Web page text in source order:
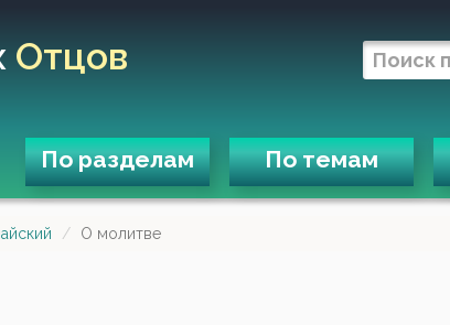
Отцов
По разделам По темам
О молитве